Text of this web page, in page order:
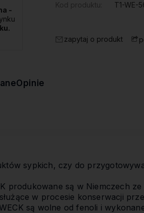
-
T1-WE-
zapytaj o produkt
Opinie
sypkich, czy do
produkowane są w Niemczech ze
w procesie konserwacji
są wolne od fenoli i